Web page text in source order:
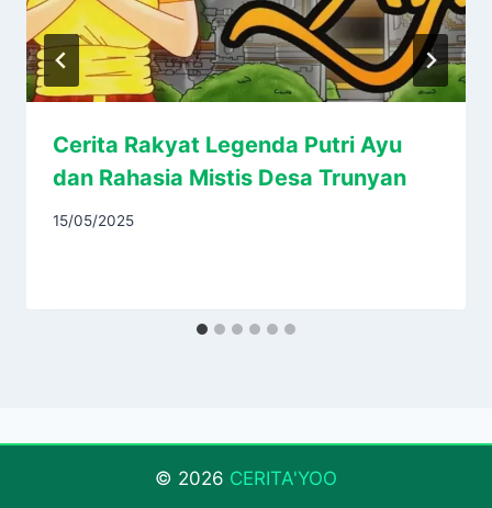
Cerita Rakyat Legenda Putri Ayu
dan Rahasia Mistis Desa Trunyan
15/05/2025
© 2026 CERITA'YOO